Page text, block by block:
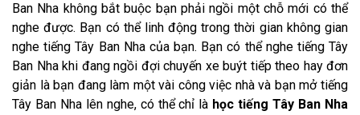
Ban Nha không bắt buộc bạn phải ngồi một chỗ mới có thể
nghe được. Bạn có thể linh động trong thời gian không gian
nghe tiếng Tây Ban Nha của bạn. Bạn có thể nghe tiếng Tây
Ban Nha khi đang ngồi đợi chuyến xe buýt tiếp theo hay đơn
giản là bạn đang làm một vài công việc nhà và bạn mở tiếng
Tây Ban Nha lên nghe, có thể chỉ là học tiếng Tây Ban Nha